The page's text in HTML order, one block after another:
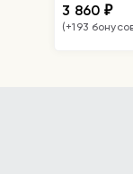
3 860₽
(+193